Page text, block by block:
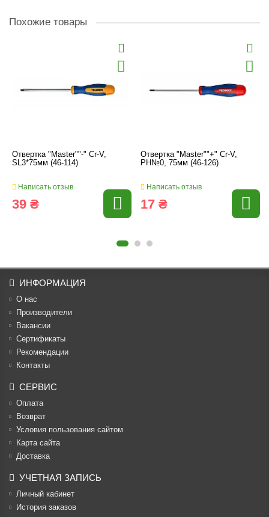
Похожие товары
Отвертка "Master""-" Cr-V,
SL3*75мм (46-114)
Написать отзыв
39 ₴
Отвертка "Master""+" Cr-V,
PH№0, 75мм (46-126)
Написать отзыв
17 ₴
ИНФОРМАЦИЯ
О нас
Производители
Вакансии
Cертификаты
Рекомендации
Контакты
СЕРВИС
Оплата
Возврат
Условия пользования сайтом
Карта сайта
Доставка
УЧЕТНАЯ ЗАПИСЬ
Личный кабинет
История заказов